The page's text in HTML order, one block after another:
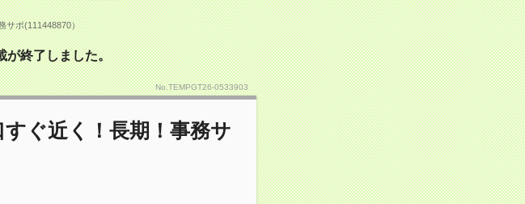
サポ(111448870）
が終了しました。
No.TEMPGT26-0533903
すぐ近く！長期！事務サ